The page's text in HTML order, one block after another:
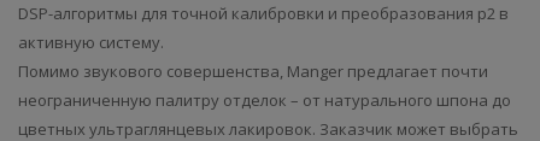
DSP-алгоритмы для точной калибровки и преобразования p2 в
активную систему.
Помимо звукового совершенства, Manger предлагает почти
неограниченную палитру отделок – от натурального шпона до
цветных ультраглянцевых лакировок. Заказчик может выбрать